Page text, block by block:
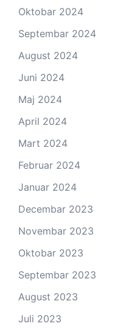
Oktobar 2024
Septembar 2024
August 2024
Juni 2024
Maj 2024
April 2024
Mart 2024
Februar 2024
Januar 2024
Decembar 2023
Novembar 2023
Oktobar 2023
Septembar 2023
August 2023
Juli 2023